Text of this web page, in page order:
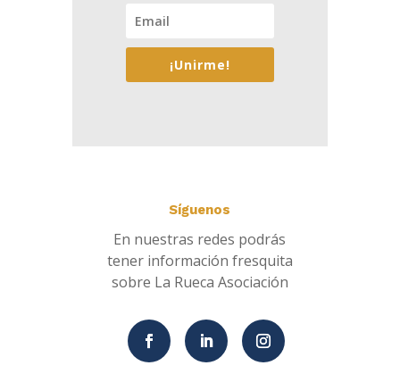
¡Unirme!
Síguenos
En nuestras redes podrás
tener información fresquita
sobre La Rueca Asociación